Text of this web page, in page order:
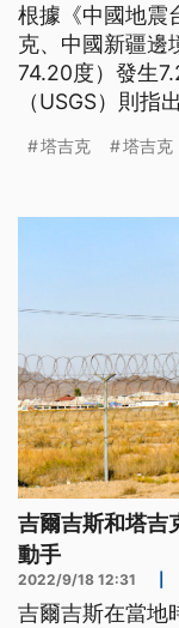
根據《中國地震
克、中國新疆邊
74.20度）發生
（USGS）則指
緯38.073度，
塔吉克 塔吉克
吉爾吉斯和塔吉
動手
2022/9/18 12:31
吉爾吉斯在當地